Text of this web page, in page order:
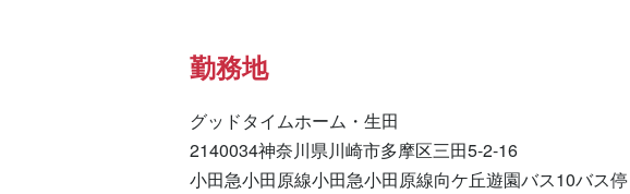
勤務地
グッドタイムホーム・生田
2140034神奈川県川崎市多摩区三田5-2-16
小田急小田原線小田急小田原線向ケ丘遊園バス10バス